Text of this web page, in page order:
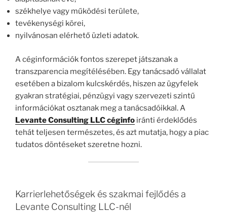
székhelye vagy működési területe,
tevékenységi körei,
nyilvánosan elérhető üzleti adatok.
A céginformációk fontos szerepet játszanak a
transzparencia megítélésében. Egy tanácsadó vállalat
esetében a bizalom kulcskérdés, hiszen az ügyfelek
gyakran stratégiai, pénzügyi vagy szervezeti szintű
információkat osztanak meg a tanácsadóikkal. A
Levante Consulting LLC céginfo iránti érdeklődés
tehát teljesen természetes, és azt mutatja, hogy a piac
tudatos döntéseket szeretne hozni.
Karrierlehetőségek és szakmai fejlődés a
Levante Consulting LLC-nél